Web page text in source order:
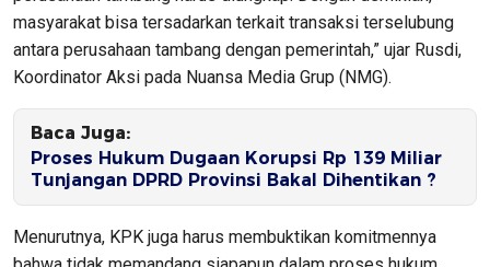
masyarakat bisa tersadarkan terkait transaksi terselubung
antara perusahaan tambang dengan pemerintah,” ujar Rusdi,
Koordinator Aksi pada Nuansa Media Grup (NMG).
Baca Juga:
Proses Hukum Dugaan Korupsi Rp 139 Miliar
Tunjangan DPRD Provinsi Bakal Dihentikan ?
Menurutnya, KPK juga harus membuktikan komitmennya